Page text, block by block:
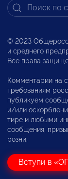
© 2023
и среднего
Все права
Комментарии на
требованиям
публикуем
и/или
тире и любыми
сообщения,
розни.
Вступи в